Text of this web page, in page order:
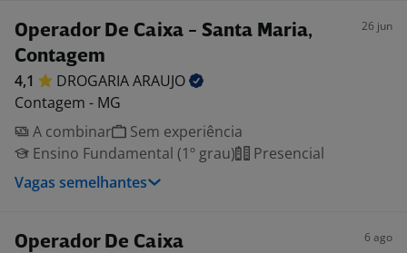
Operador De Caixa - Santa Maria,
Contagem
26 jun
4,1 DROGARIAARAUJO
Contagem - MG
A combinar
Sem experiência
Ensino Fundamental (1º grau)
Presencial
Vagas semelhantes
Operador De Caixa 6 ago